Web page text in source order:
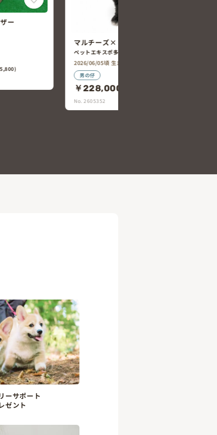
チワワ×ミニチュア・ダックスフン
ト
ペットエキスポ多治見店
2026/06/04頃 生まれ
女の仔
￥238,000
No. 2605349
ーサポート
ゼント